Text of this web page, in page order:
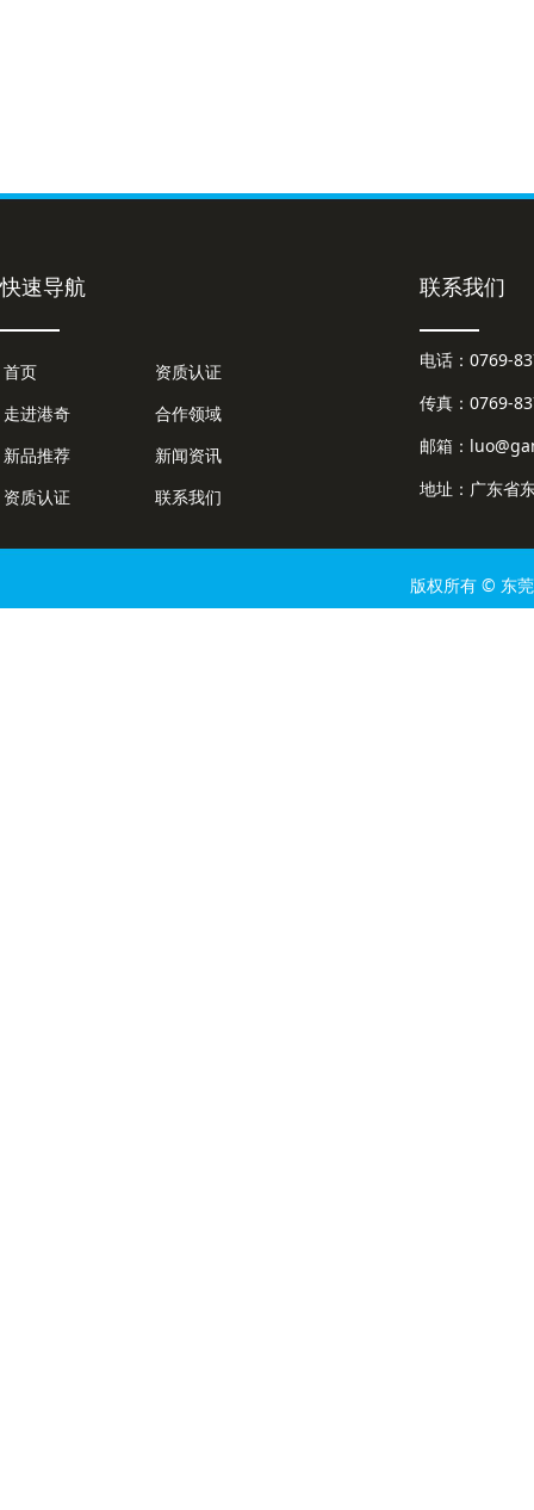
快速导航
首页
走进港奇
新品推荐
资质认证
资质认证
合作领域
新闻资讯
联系我们
联系我们
电话：
传真：0769-
邮箱：
地址：广东省
版权所有 ©